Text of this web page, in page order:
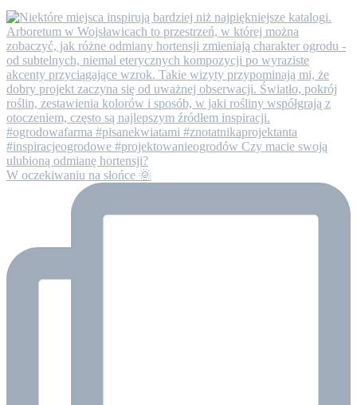
W oczekiwaniu na słońce 🌞